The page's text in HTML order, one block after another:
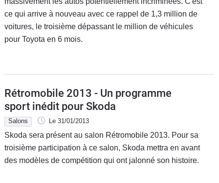
ce qui arrive à nouveau avec ce rappel de 1,3 million de
voitures, le troisième dépassant le million de véhicules
pour Toyota en 6 mois.
Rétromobile 2013 - Un programme
sport inédit pour Skoda
Salons Le 31/01/2013
Skoda sera présent au salon Rétromobile 2013. Pour sa
troisième participation à ce salon, Skoda mettra en avant
des modèles de compétition qui ont jalonné son histoire.